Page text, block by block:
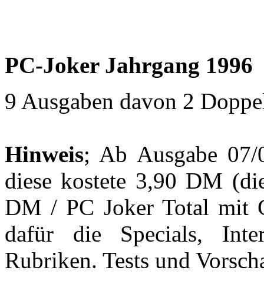
PC-Joker Jahrgang 1996
9 Ausgaben davon 2
Hinweis; Ab Ausgabe
diese kostete 3,90 DM
DM / PC Joker Total mit
dafür die Specials,
Rubriken. Tests und